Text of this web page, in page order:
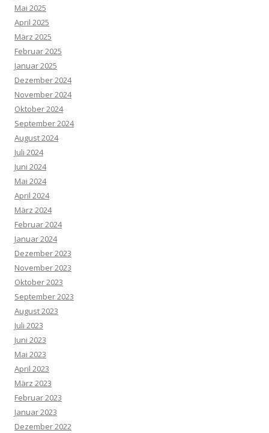
Mai 2025
April 2025
März 2025
Februar 2025
Januar 2025
Dezember 2024
November 2024
Oktober 2024
September 2024
August 2024
Juli 2024
Juni 2024
Mai 2024
April 2024
März 2024
Februar 2024
Januar 2024
Dezember 2023
November 2023
Oktober 2023
September 2023
August 2023
Juli 2023
Juni 2023
Mai 2023
April 2023
März 2023
Februar 2023
Januar 2023
Dezember 2022